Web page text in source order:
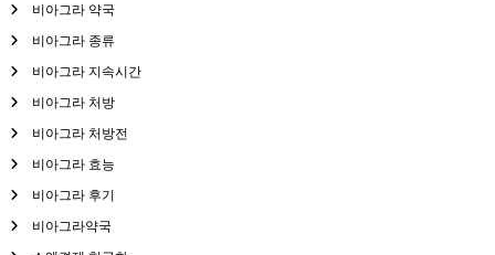
비아그라 약국
비아그라 종류
비아그라 지속시간
비아그라 처방
비아그라 처방전
비아그라 효능
비아그라 후기
비아그라약국